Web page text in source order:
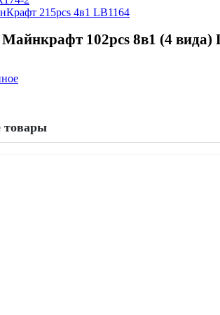
215pcs 4в1 LB1164
102pcs 8в1 (4 вида)
товары